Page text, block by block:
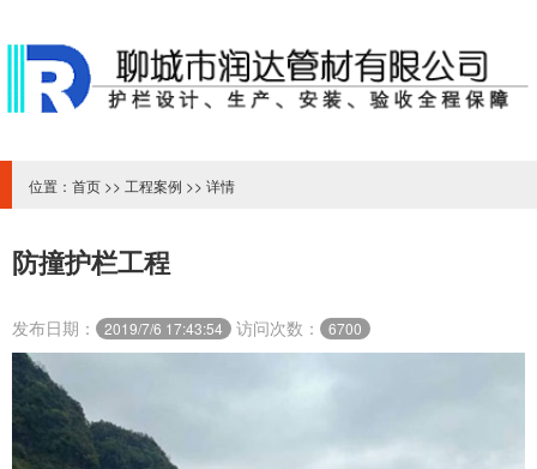
位置： 首页 >> 工程案例 >> 详情
防撞护栏工程
发布日期： 2019/7/6 17:43:54 访问次数： 6700